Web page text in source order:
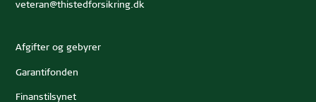
veteran@thistedforsikring.dk
Afgifter og gebyrer
Garantifonden
Finanstilsynet